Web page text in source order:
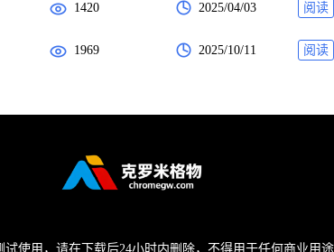
1420 2025/04/03 阅读
1969 2025/10/11 阅读
使用，请在下载后24小时内删除，不得用于任何商业用途